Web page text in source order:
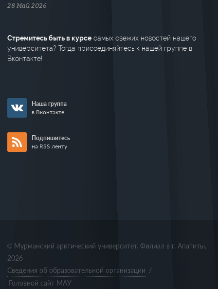
28 Май 2026
Стремитесь быть в курсе самых свежих новостей нашего
университета? Тогда присоединяйтесь к нашей группе в
Вконтакте!
Наша группа
в Вконтакте
Подпишитесь
на RSS ленту
© Мурманский арктический университет. Филиал в г. Апатиты,
2026
Сведения об образовательной организации /
Головной сайт МАУ